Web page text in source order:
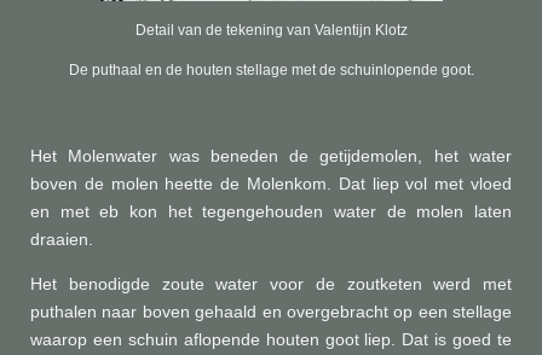
Detail van de tekening van Valentijn Klotz
De puthaal en de houten stellage met de schuinlopende goot.
Het Molenwater was beneden de getijdemolen, het water
boven de molen heette de Molenkom. Dat liep vol met vloed
en met eb kon het tegengehouden water de molen laten
draaien.
Het benodigde zoute water voor de zoutketen werd met
puthalen naar boven gehaald en overgebracht op een stellage
waarop een schuin aflopende houten goot liep. Dat is goed te